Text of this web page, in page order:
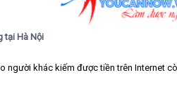
tại Hà Nội
người khác kiếm được tiền trên Internet